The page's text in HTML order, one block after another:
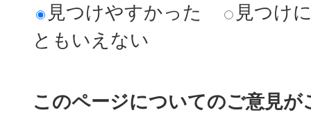
見つけやすかった
見つけ
ともいえない
このページについてのご意見